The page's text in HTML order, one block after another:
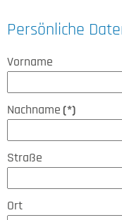
Persönliche
Vorname
Nachname(*)
Straße
Ort